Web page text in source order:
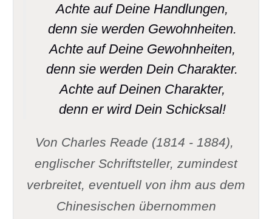
Achte auf Deine Handlungen,
denn sie werden Gewohnheiten.
Achte auf Deine Gewohnheiten,
denn sie werden Dein Charakter.
Achte auf Deinen Charakter,
denn er wird Dein Schicksal!
Von Charles Reade (1814 - 1884),
englischer Schriftsteller, zumindest
verbreitet, eventuell von ihm aus dem
Chinesischen übernommen